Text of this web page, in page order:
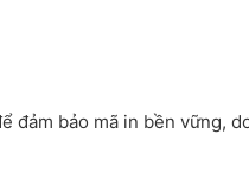
đảm bảo mã in bền vững,